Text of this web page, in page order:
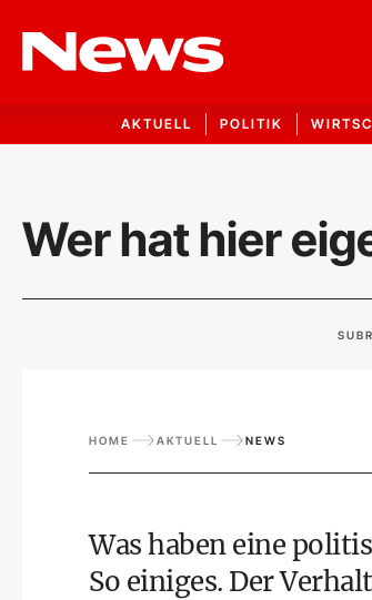
AKTUELL POLITIK
Wer hat hier
HOME AKTUELL NEWS
Was haben eine
So einiges. Der